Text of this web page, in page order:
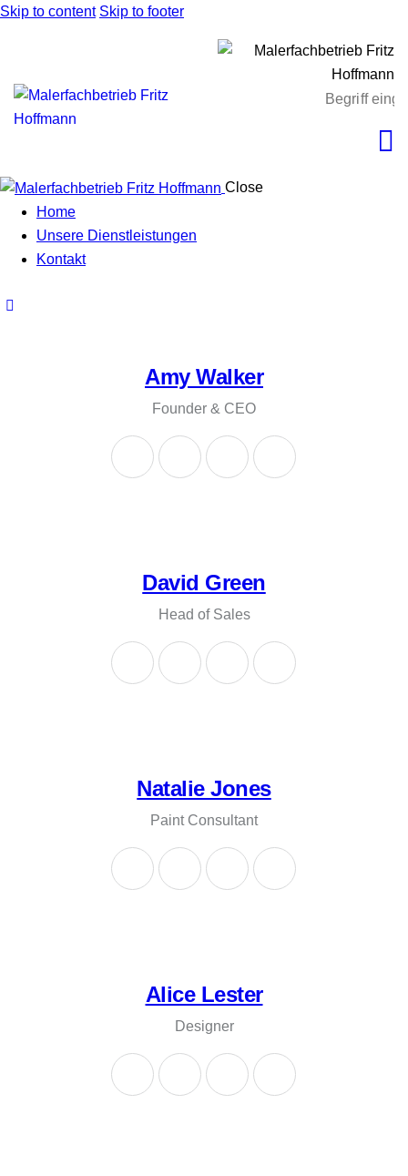
Skip to content Skip to footer
Close
Home
Unsere Dienstleistungen
Kontakt
Amy Walker
Founder & CEO
David Green
Head of Sales
Natalie Jones
Paint Consultant
Alice Lester
Designer